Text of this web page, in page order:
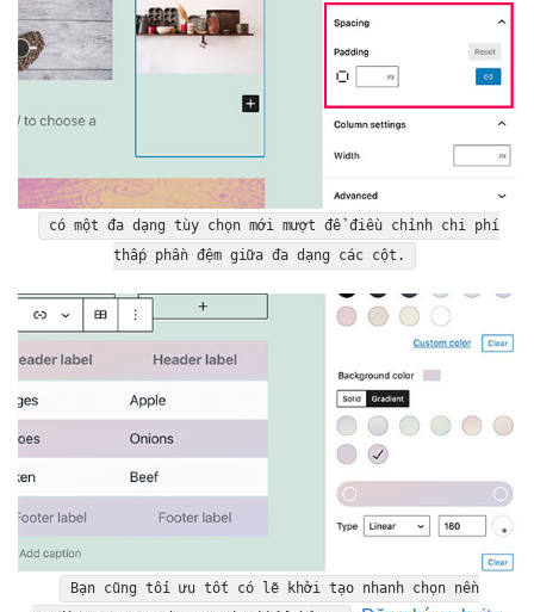
có mộtđa dạng tùy chọn mớimượt để điều chỉnh chi phí
thấp phần đệm giữađa dạng các cột.
Bạn cũng tối ưu tốt có lẽ khởi tạo nhanhchọn nền